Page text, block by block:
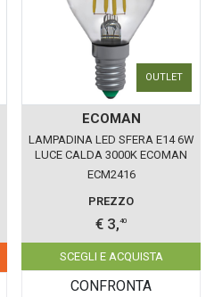
OUTLET
ECOMAN
LAMPADINA LED SFERA E14 6W
LUCE CALDA 3000K ECOMAN
VETRO TRASPARENTE
ECM2416
PREZZO
€ 3,40
SCEGLI E ACQUISTA
CONFRONTA